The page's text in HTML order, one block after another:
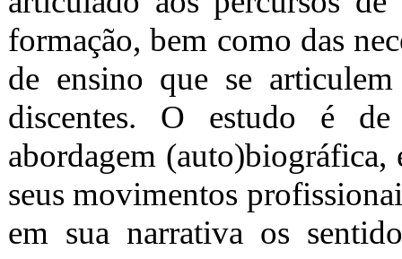
formação, bem como das
de ensino que se articulem
discentes. O estudo é
abordagem (auto)biográfica,
seus movimentos
em sua narrativa os